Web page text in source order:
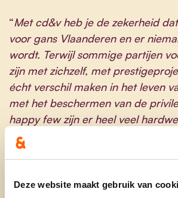
Deze website maakt gebruik van
“Met cd&v heb je de zekerheid
voor gans Vlaanderen en er
wordt. Terwijl sommige partijen
zijn met zichzelf, met
écht verschil maken in het leven
met het beschermen van de
happy few zijn er heel veel
Vlamingen die zich in de steek
ze nu in Zuienkerke of Antwerpen
accenten legt in de